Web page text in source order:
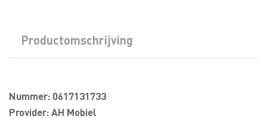
Productomschrijving
Nummer: 0617131733
Provider: AH Mobiel